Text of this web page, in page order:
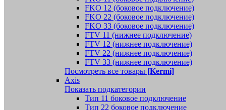
FKO 12 (боковое подключение)
FKO 22 (боковое подключение)
FKO 33 (боковое подключение)
FTV 11 (нижнее подключение)
FTV 12 (нижнее подключение)
FTV 22 (нижнее подключение)
FTV 33 (нижнее подключение)
Посмотреть все товары [Kermi]
Axis
Показать подкатегории
Тип 11 боковое подключение
Тип 22 боковое подключение